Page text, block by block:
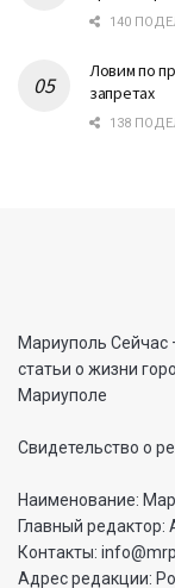
140
Ловим по
запретах
138
Мариуполь Сейчас
статьи о жизни
Мариуполе
Свидетельство о
Наименование:
Главный
Контакты:
Адрес редакции: